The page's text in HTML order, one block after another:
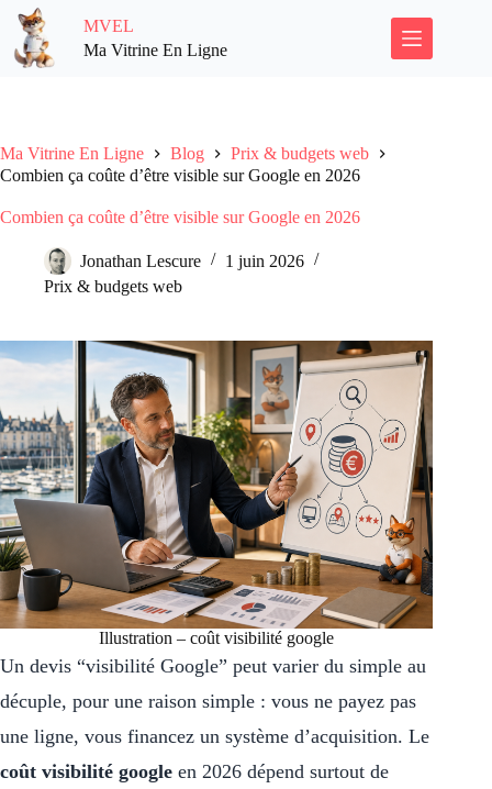
Passer
contenu
MVEL
Ma Vitrine En Ligne
Ma Vitrine En Ligne Blog
Prix & budgets web
Combien ça coûte d’être visible sur Google en 2026
Combien ça coûte d’être visible sur Google en 2026
Jonathan Lescure
1 juin 2026
Prix & budgets web
Illustration – coût visibilité google
Un devis “visibilité Google” peut varier du simple au
décuple, pour une raison simple : vous ne payez pas
une ligne, vous financez un système d’acquisition. Le
coût visibilité google en 2026 dépend surtout de